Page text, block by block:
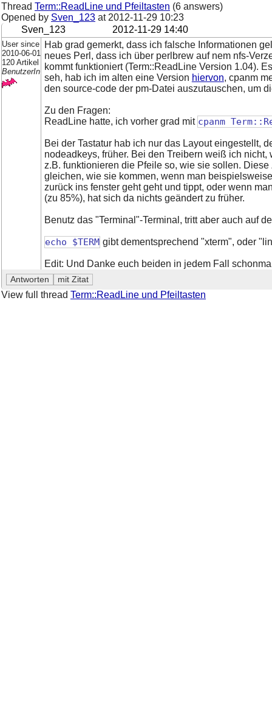
Thread Term::ReadLine und Pfeiltasten (6 answers)
Opened by Sven_123 at 2012-11-29 10:23
Sven_123
2012-11-29 14:40
User since
2010-06-01
120 Artikel
BenutzerIn
Hab grad gemerkt, dass ich falsche Informationen
neues Perl, dass ich über perlbrew auf nem nfs-
kommt funktioniert (Term::ReadLine Version 1.04).
seh, hab ich im alten eine Version hiervon, cpanm
den source-code der pm-Datei auszutauschen, um
Zu den Fragen:
ReadLine hatte, ich vorher grad mit cpanm
Bei der Tastatur hab ich nur das Layout eingestellt,
nodeadkeys, früher. Bei den Treibern weiß ich
z.B. funktionieren die Pfeile so, wie sie sollen.
gleichen, wie sie kommen, wenn man
zurück ins fenster geht geht und tippt, oder wenn
(zu 85%), hat sich da nichts geändert zu früher.
Benutz das "Terminal"-Terminal, tritt aber auch auf
echo $TERM gibt dementsprechend "xterm", oder
Edit: Und Danke euch beiden in jedem Fall
View full thread Term::ReadLine und Pfeiltasten